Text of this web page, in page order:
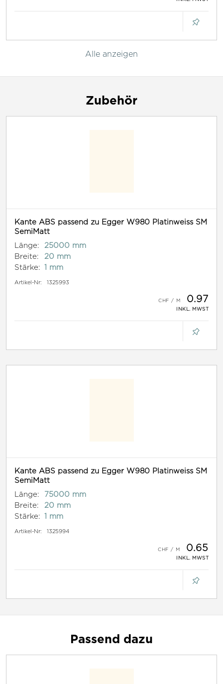
Alle anzeigen
Zubehör
Kante ABS passend zu Egger W980 Platinweiss SM
SemiMatt
Länge:
25000 mm
Breite:
20 mm
Stärke: 1 mm
Artikel-Nr: 1325993
0.97
INKL. MWST
Kante ABS passend zu Egger W980 Platinweiss SM
SemiMatt
Länge:
75000 mm
Breite:
20 mm
Stärke: 1 mm
Artikel-Nr: 1325994
0.65
INKL. MWST
Passend dazu